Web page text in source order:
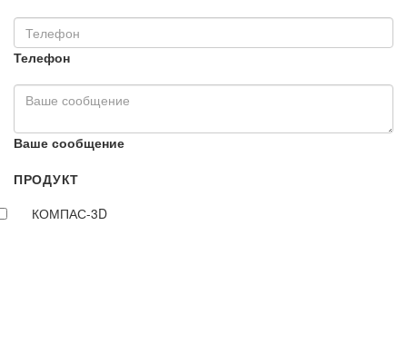
Телефон
Ваше сообщение
ПРОДУКТ
КОМПАС-3D